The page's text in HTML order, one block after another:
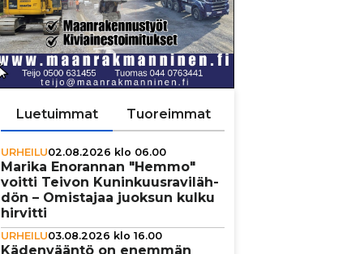
Luetuimmat Tuoreimmat
URHEILU02.08.2026 klo 06.00
Marika Enorannan "Hemmo"
voitti Teivon Kunin­kuus­ra­vi­läh­
dön – Omistajaa juoksun kulku
hirvitti
URHEILU03.08.2026 klo 16.00
Käden­vääntö on enemmän